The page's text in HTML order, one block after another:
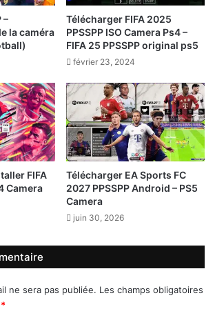
–
la caméra
Télécharger FIFA 2025
PPSSPP ISO Camera Ps4 –
FIFA 25 PPSSPP original ps5
février 23, 2024
FIFA
Camera
Télécharger EA Sports FC
2027 PPSSPP Android – PS5
Camera
juin 30, 2026
ne sera pas publiée. Les champs obligatoires
*